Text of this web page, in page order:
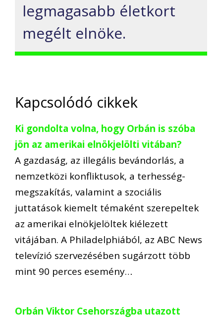
legmagasabb életkort
megélt elnöke.
Kapcsolódó cikkek
Ki gondolta volna, hogy Orbán is szóba
jön az amerikai elnökjelölti vitában?
A gazdaság, az illegális bevándorlás, a
nemzetközi konfliktusok, a terhesség-
megszakítás, valamint a szociális
juttatások kiemelt témaként szerepeltek
az amerikai elnökjelöltek kiélezett
vitájában. A Philadelphiából, az ABC News
televízió szervezésében sugárzott több
mint 90 perces esemény…
Orbán Viktor Csehországba utazott